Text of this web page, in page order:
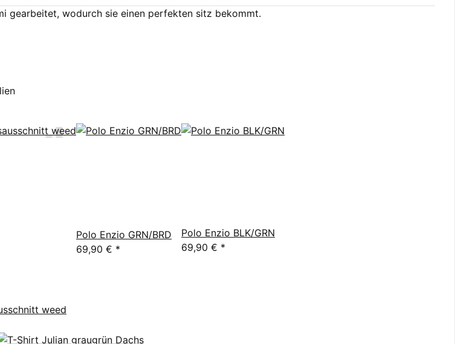
gearbeitet, wodurch sie einen perfekten sitz bekommt.
weed
Polo Enzio GRN/BRD
69,90 € *
Polo Enzio BLK/GRN
69,90 € *